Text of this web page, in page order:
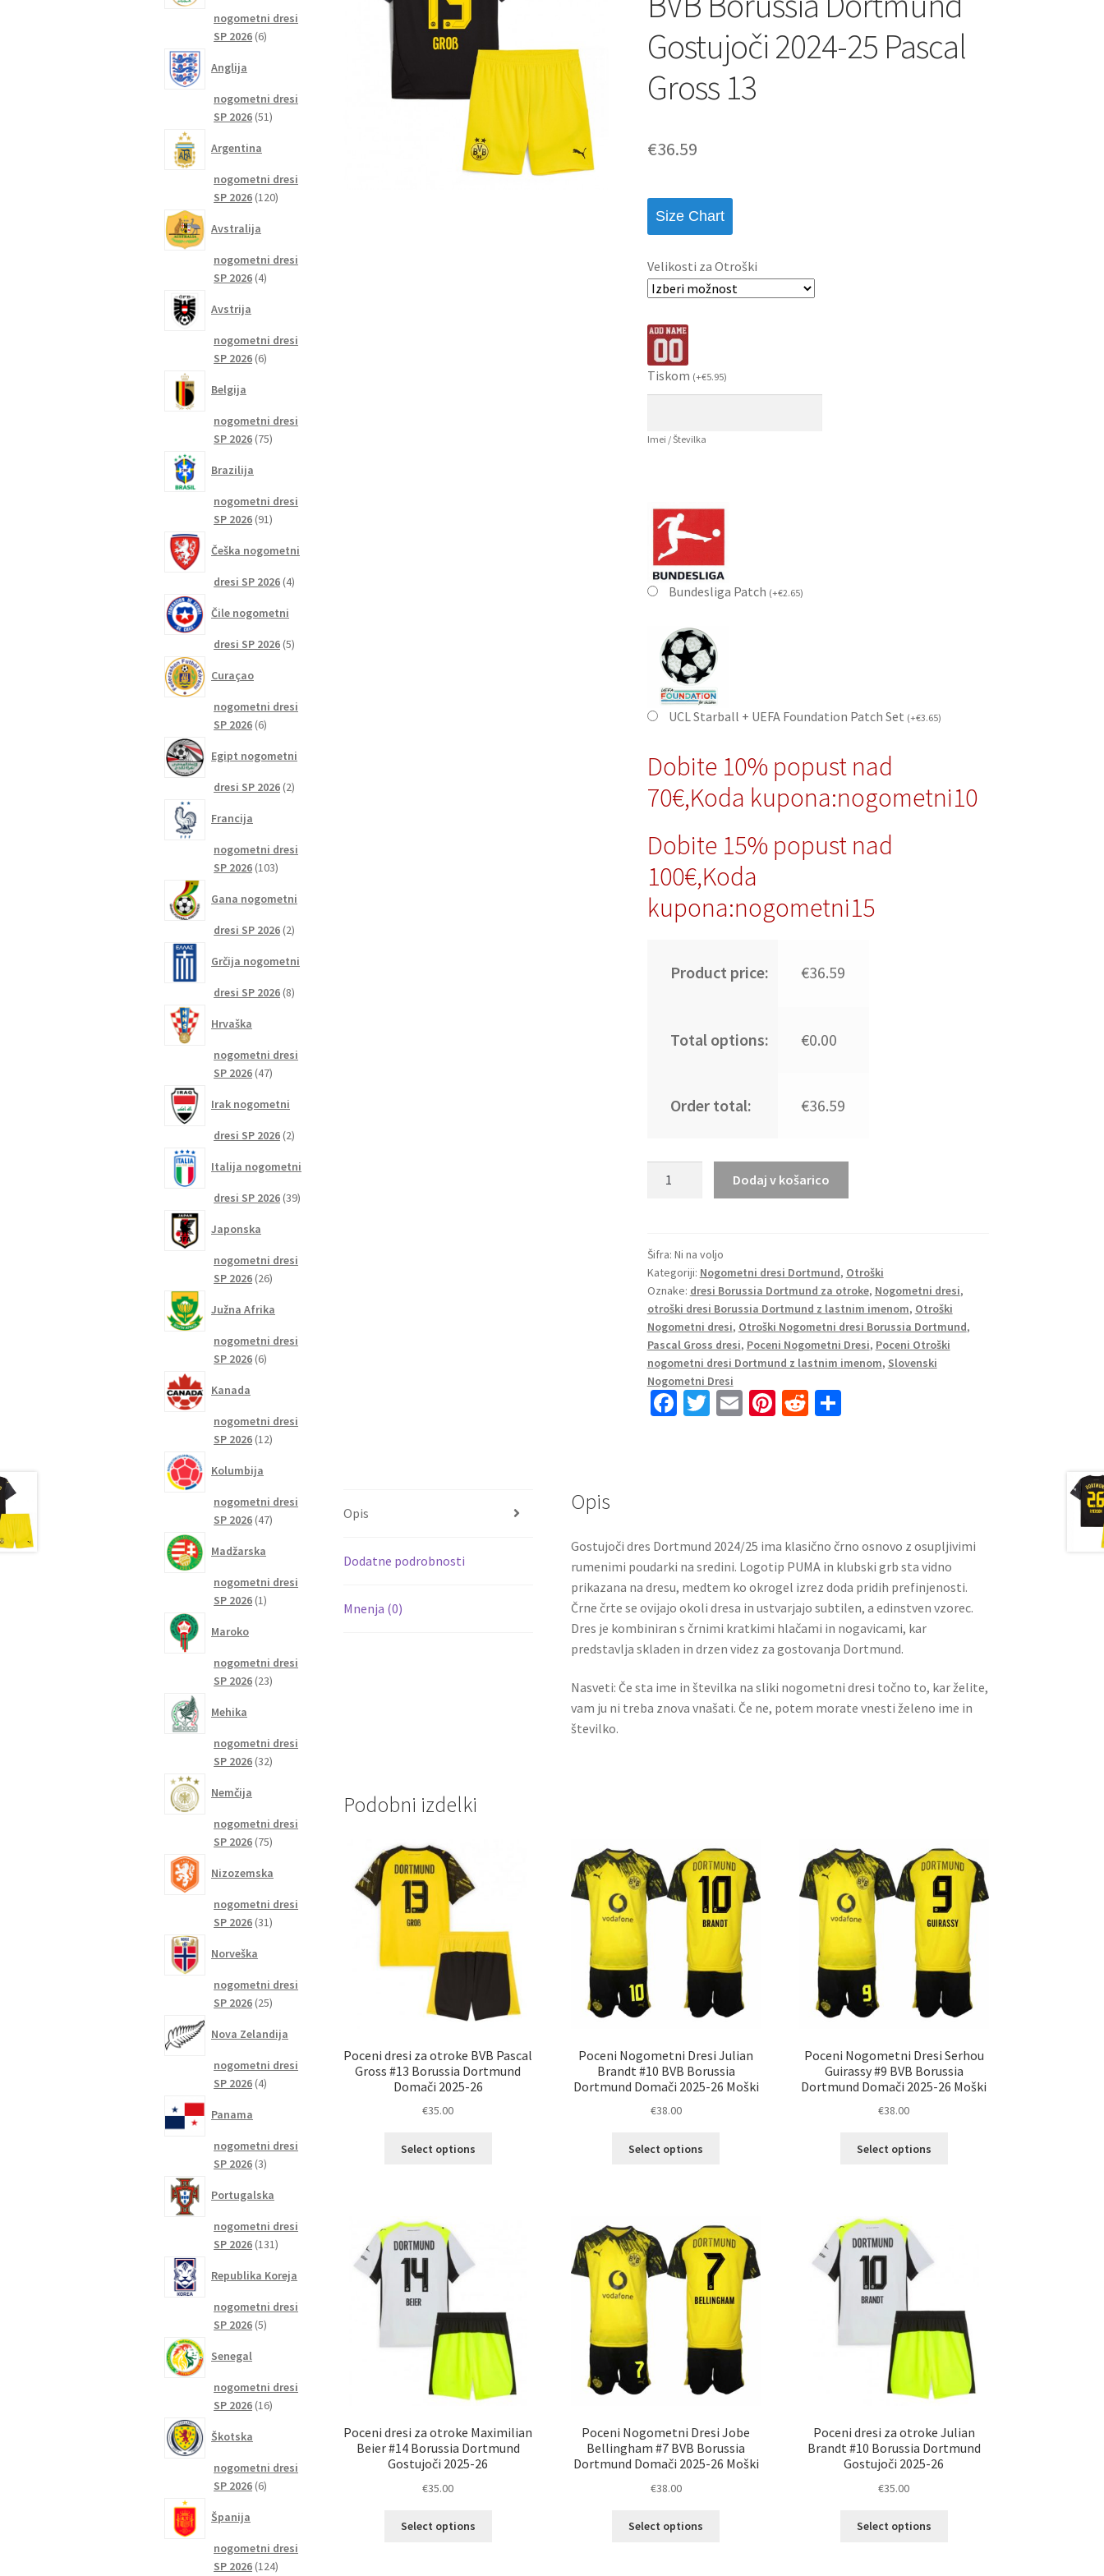
Gostujoči 2024-25 Pascal
Gross 13
€36.59
Size Chart
Velikosti za Otroški
Tiskom (+€5.95)
Imei / Številka
Bundesliga Patch (+€2.65)
UCL Starball + UEFA Foundation Patch Set (+€3.65)
Dobite 10% popust nad
70€,Koda kupona:nogometni10
Dobite 15% popust nad
100€,Koda
kupona:nogometni15
Product price: €36.59
Total options: €0.00
Order total: €36.59
kompleti
BVB
Borussia
Dortmund
Gostujoči
2024-
25
Pascal
Gross
Dodaj v košarico
Šifra: Ni na voljo
Kategoriji: Nogometni dresi Dortmund, Otroški
Oznake: dresi Borussia Dortmund za otroke, Nogometni dresi,
otroški dresi Borussia Dortmund z lastnim imenom, Otroški
Nogometni dresi, Otroški Nogometni dresi Borussia Dortmund,
Pascal Gross dresi, Poceni Nogometni Dresi, Poceni Otroški
nogometni dresi Dortmund z lastnim imenom, Slovenski
Nogometni Dresi
Fa T E Pi R S
Opis
Dodatne podrobnosti
Mnenja (0)
Opis
Gostujoči dres Dortmund 2024/25 ima klasično črno osnovo z osupljivimi
rumenimi poudarki na sredini. Logotip PUMA in klubski grb sta vidno
prikazana na dresu, medtem ko okrogel izrez doda pridih prefinjenosti.
Črne črte se ovijajo okoli dresa in ustvarjajo subtilen, a edinstven vzorec.
Dres je kombiniran s črnimi kratkimi hlačami in nogavicami, kar
predstavlja skladen in drzen videz za gostovanja Dortmund.
Nasveti: Če sta ime in številka na sliki nogometni dresi točno to, kar želite,
vam ju ni treba znova vnašati. Če ne, potem morate vnesti želeno ime in
številko.
Podobni izdelki
Poceni dresi za otroke BVB Pascal
Gross #13 Borussia Dortmund
Domači 2025-26
€35.00
Select options
izdelka
Poceni Nogometni Dresi Julian
Brandt #10 BVB Borussia
Dortmund Domači 2025-26 Moški
€38.00
Select options
Možnosti
lahko
izberete
strani
izdelka
Poceni Nogometni Dresi Serhou
Guirassy #9 BVB Borussia
Dortmund Domači 2025-26 Moški
€38.00
Select options
izdelka
Poceni dresi za otroke Maximilian
Beier #14 Borussia Dortmund
Gostujoči 2025-26
€35.00
Select options
Poceni Nogometni Dresi Jobe
Bellingham #7 BVB Borussia
Dortmund Domači 2025-26 Moški
€38.00
Select options
Poceni dresi za otroke Julian
Brandt #10 Borussia Dortmund
Gostujoči 2025-26
€35.00
Select options
nogometni dresi
SP 2026 66
Anglija
nogometni dresi
SP 2026 5151
Argentina
nogometni dresi
SP 2026 120120
Avstralija
nogometni dresi
SP 2026 44
Avstrija
nogometni dresi
SP 2026 66
Belgija
nogometni dresi
SP 2026 7575
Brazilija
nogometni dresi
SP 2026 9191
Češka nogometni
dresi SP 2026 44
Čile nogometni
dresi SP 2026 55
Curaçao
nogometni dresi
SP 2026 66
Egipt nogometni
dresi SP 2026 22
Francija
nogometni dresi
SP 2026 103103
Gana nogometni
dresi SP 2026 22
Grčija nogometni
dresi SP 2026 88
Hrvaška
nogometni dresi
SP 2026 4747
Irak nogometni
dresi SP 2026 22
Italija nogometni
dresi SP 2026 3939
Japonska
nogometni dresi
SP 2026 2626
Južna Afrika
nogometni dresi
SP 2026 66
Kanada
nogometni dresi
SP 2026 1212
Kolumbija
nogometni dresi
SP 2026 4747
Madžarska
nogometni dresi
SP 2026 11
Maroko
nogometni dresi
SP 2026 2323
Mehika
nogometni dresi
SP 2026 3232
Nemčija
nogometni dresi
SP 2026 7575
Nizozemska
nogometni dresi
SP 2026 3131
Norveška
nogometni dresi
SP 2026 2525
Nova Zelandija
nogometni dresi
SP 2026 44
Panama
nogometni dresi
SP 2026 33
Portugalska
nogometni dresi
SP 2026 131131
Republika Koreja
nogometni dresi
SP 2026 55
Senegal
nogometni dresi
SP 2026 1616
Škotska
nogometni dresi
SP 2026 66
Španija
nogometni dresi
SP 2026 124124